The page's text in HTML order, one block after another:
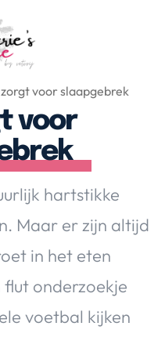
Tech
zorgt voor slaapgebrek
voor
hartstikke
Maar er zijn altijd
in het eten
onderzoekje
voetbal kijken